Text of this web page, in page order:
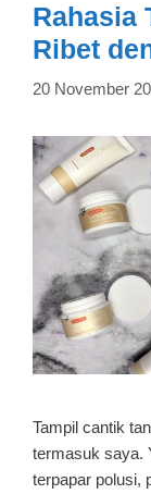
Rahasia
Ribet
20 November
Tampil cantik
termasuk saya.
terpapar polusi,